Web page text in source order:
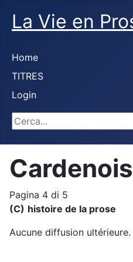
La Vie en
Home
TITRES
Login
Cerca...
Pagina 4 di 5
(C) histoire de la prose
Aucune diffusion ultérieure.